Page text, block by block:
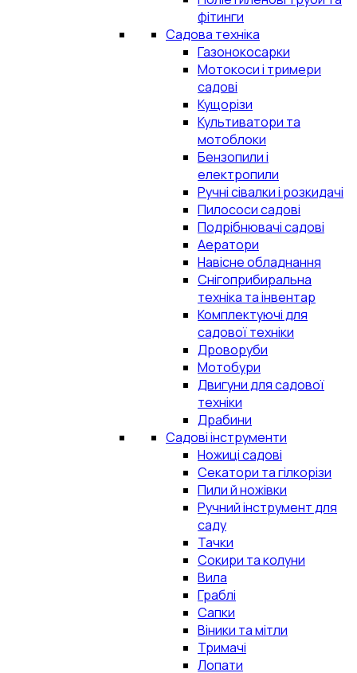
фітинги
Садова техніка
Газонокосарки
Мотокоси і тримери
садові
Кущорізи
Культиватори та
мотоблоки
Бензопили і
електропили
Ручні сівалки і розкидачі
Пилососи садові
Подрібнювачі садові
Аератори
Навісне обладнання
Снігоприбиральна
техніка та інвентар
Комплектуючі для
садової техніки
Дроворуби
Мотобури
Двигуни для садової
техніки
Драбини
Садові інструменти
Ножиці садові
Секатори та гілкорізи
Пили й ножівки
Ручний інструмент для
саду
Тачки
Сокири та колуни
Вила
Граблі
Сапки
Віники та мітли
Тримачі
Лопати